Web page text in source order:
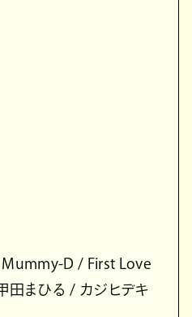
D / First Love
田まひる / カジヒデキ